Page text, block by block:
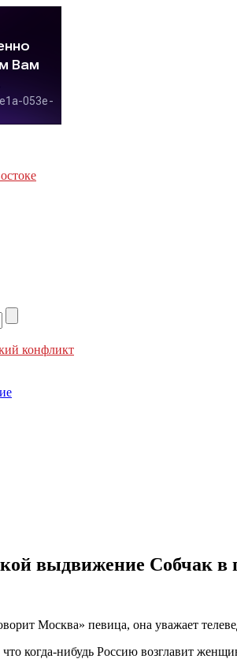
конфликт
выдвижение Собчак в
Москва» певица, она уважает
когда-нибудь Россию возглавит